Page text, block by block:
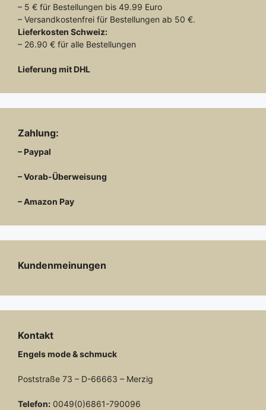
– 5 € für Bestellungen bis 49.99 Euro
– Versandkostenfrei für Bestellungen ab 50 €.
Lieferkosten Schweiz:
– 26.90 € für alle Bestellungen
Lieferung mit DHL
Zahlung:
– Paypal
– Vorab-Überweisung
– Amazon Pay
Kundenmeinungen
Kontakt
Engels mode & schmuck
Poststraße 73 – D-66663 – Merzig
Telefon: 0049(0)6861-790096